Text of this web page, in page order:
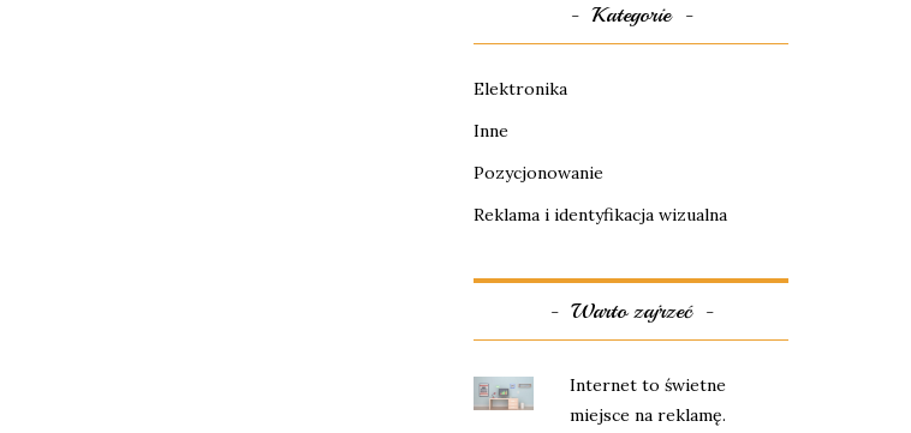
Kategorie
Elektronika
Inne
Pozycjonowanie
Reklama i identyfikacja wizualna
Warto zajrzeć
Internet to świetne
miejsce na reklamę.